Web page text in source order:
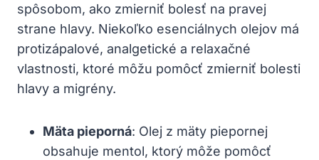
spôsobom, ako zmierniť bolesť na pravej
strane hlavy. Niekoľko esenciálnych olejov má
protizápalové, analgetické a relaxačné
vlastnosti, ktoré môžu pomôcť zmierniť bolesti
hlavy a migrény.
Mäta pieporná: Olej z mäty piepornej
obsahuje mentol, ktorý môže pomôcť